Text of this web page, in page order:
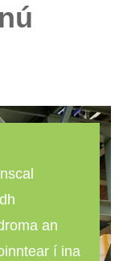
an
í ina